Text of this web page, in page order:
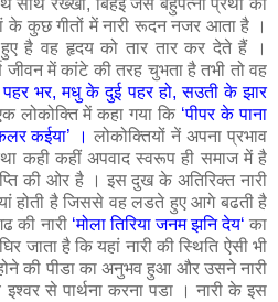
साथ रख्खी, बिहई जैसे बहुपत्नी‍ प्रथा का
के कुछ गीतों में नारी रूदन नजर आता है ।
हुए है वह हृदय को तार तार कर देते हैं ।
जीवन में कांटे की तरह चुभता है तभी तो वह
पहर भर, मधु के दुई पहर हो, सउती के झार
लोकोक्ति में कहा गया कि ‘पीपर के पाना
कईया’ ।लोकोक्तियों नें अपना प्रभाव
कही कहीं अपवाद स्वरूप ही समाज में है
की ओर है । इस दुख के अतिरिक्त नारी
होती है जिससे वह लडते हुए आगे बढती है
की नारी ‘मोला तिरिया जनम झनि देय‘का
जाता है कि यहां नारी की स्थिति ऐसी भी
की पीडा का अनुभव हुआ और उसने नारी
से पार्थना करना पडा । नारी के इस